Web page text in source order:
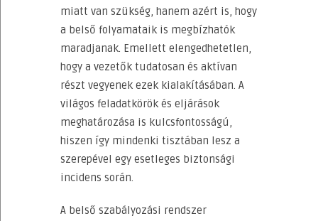
miatt van szükség, hanem azért is, hogy
a belső folyamataik is megbízhatók
maradjanak. Emellett elengedhetetlen,
hogy a vezetők tudatosan és aktívan
részt vegyenek ezek kialakításában. A
világos feladatkörök és eljárások
meghatározása is kulcsfontosságú,
hiszen így mindenki tisztában lesz a
szerepével egy esetleges biztonsági
incidens során.
A belső szabályozási rendszer